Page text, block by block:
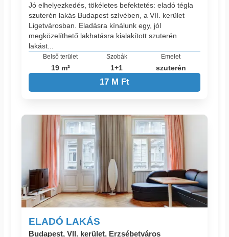
Jó elhelyezkedés, tökéletes befektetés: eladó tégla
szuterén lakás Budapest szívében, a VII. kerület
Ligetvárosban. Eladásra kínálunk egy, jól
megközelíthető lakhatásra kialakított szuterén
lakást...
Belső terület
19 m²
Szobák
1+1
Emelet
szuterén
17 M Ft
ELADÓ LAKÁS
Budapest, VII. kerület, Erzsébetváros